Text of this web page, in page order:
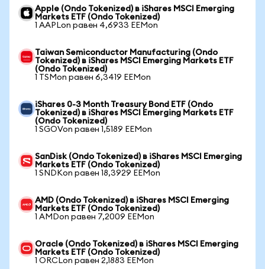
Apple (Ondo Tokenized) в iShares MSCI Emerging
Markets ETF (Ondo Tokenized)
1 AAPLon равен 4,6933 EEMon
Taiwan Semiconductor Manufacturing (Ondo
Tokenized) в iShares MSCI Emerging Markets ETF
(Ondo Tokenized)
1 TSMon равен 6,3419 EEMon
iShares 0-3 Month Treasury Bond ETF (Ondo
Tokenized) в iShares MSCI Emerging Markets ETF
(Ondo Tokenized)
1 SGOVon равен 1,5189 EEMon
SanDisk (Ondo Tokenized) в iShares MSCI Emerging
Markets ETF (Ondo Tokenized)
1 SNDKon равен 18,3929 EEMon
AMD (Ondo Tokenized) в iShares MSCI Emerging
Markets ETF (Ondo Tokenized)
1 AMDon равен 7,2009 EEMon
Oracle (Ondo Tokenized) в iShares MSCI Emerging
Markets ETF (Ondo Tokenized)
1 ORCLon равен 2,1883 EEMon